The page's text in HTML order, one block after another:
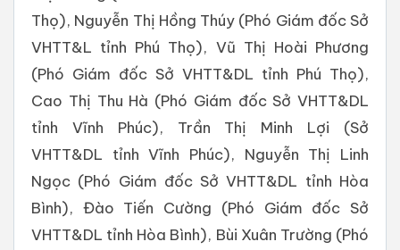
Thọ), Nguyễn Thị Hồng Thúy (Phó Giám đốc Sở
VHTT&L tỉnh Phú Thọ), Vũ Thị Hoài Phương
(Phó Giám đốc Sở VHTT&DL tỉnh Phú Thọ),
Cao Thị Thu Hà (Phó Giám đốc Sở VHTT&DL
tỉnh Vĩnh Phúc), Trần Thị Minh Lợi (Sở
VHTT&DL tỉnh Vĩnh Phúc), Nguyễn Thị Linh
Ngọc (Phó Giám đốc Sở VHTT&DL tỉnh Hòa
Bình), Đào Tiến Cường (Phó Giám đốc Sở
VHTT&DL tỉnh Hòa Bình), Bùi Xuân Trường (Phó